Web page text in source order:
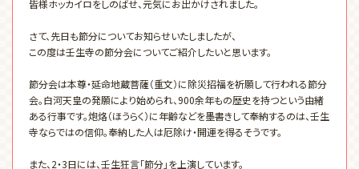
皆様ホッカイロをしのばせ、元気にお出かけされました。
さて、先日も節分についてお知らせいたしましたが、
この度は壬生寺の節分会についてご紹介したいと思います。
節分会は本尊・延命地蔵菩薩（重文）に除災招福を祈願して行われる節分
会。白河天皇の発願により始められ、900余年もの歴史を持つという由緒
ある行事です。炮烙（ほうらく）に年齢などを墨書きして奉納するのは、壬生
寺ならではの信仰。奉納した人は厄除け・開運を得るそうです。
また、2・3日には、壬生狂言「節分」を上演しています。